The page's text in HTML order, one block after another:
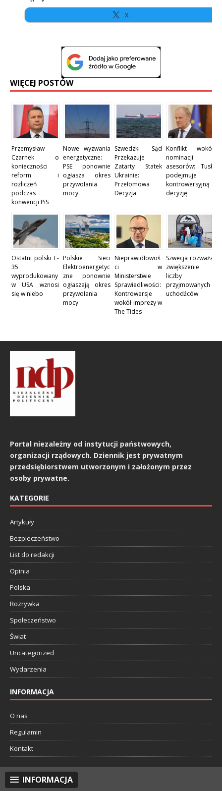
X
WIĘCEJ POSTÓW
Przemysław
Czarnek o
konieczności
reform i
rozliczeń
podczas
konwencji PiS
Nowe wyzwania
energetyczne:
PSE ponownie
ogłasza okres
przywołania
mocy
Szwedzki Sąd
Przekazuje
Zatarty Statek
Ukrainie:
Przełomowa
Decyzja
Konflikt wokół
nominacji
asesorów: Tusk
podejmuje
kontrowersyjną
decyzję
Ostatni polski F-
35
wyprodukowany
w USA wznosi
się w niebo
Polskie Sieci
Elektroenergetyc
zne ponownie
ogłaszają okres
przywołania
mocy
Nieprawidłowoś
ci w
Ministerstwie
Sprawiedliwości:
Kontrowersje
wokół imprezy w
The Tides
Szwecja rozważa
zwiększenie
liczby
przyjmowanych
uchodźców
Portal niezależny od instytucji państwowych,
organizacji rządowych. Dziennik jest prywatnym
przedsiębiorstwem utworzonym i założonym przez
osoby prywatne.
KATEGORIE
Artykuły
Bezpieczeństwo
List do redakcji
Opinia
Polska
Rozrywka
Społeczeństwo
Świat
Uncategorized
Wydarzenia
INFORMACJA
O nas
Regulamin
Kontakt
INFORMACJA